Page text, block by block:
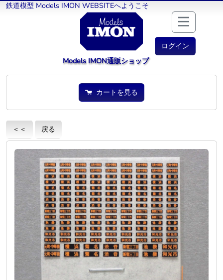
鉄道模型 Models IMON WEBSITEへようこそ
ログイン
Models IMON通販ショップ
カートを見る
＜＜ 戻る